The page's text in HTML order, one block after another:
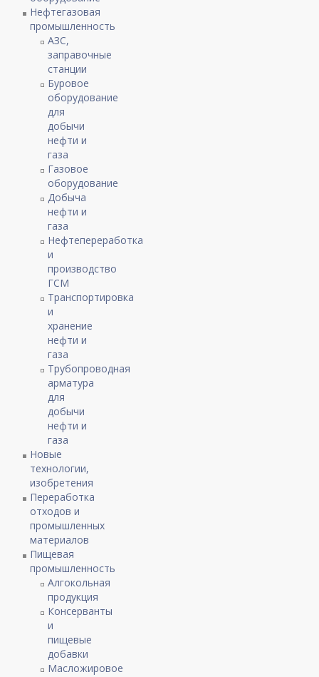
Нефтегазовая
промышленность
АЗС,
заправочные
станции
Буровое
оборудование
для
добычи
нефти и
газа
Газовое
оборудование
Добыча
нефти и
газа
Нефтепереработка
и
производство
ГСМ
Транспортировка
и
хранение
нефти и
газа
Трубопроводная
арматура
для
добычи
нефти и
газа
Новые
технологии,
изобретения
Переработка
отходов и
промышленных
материалов
Пищевая
промышленность
Алгокольная
продукция
Консерванты
и
пищевые
добавки
Масложировое